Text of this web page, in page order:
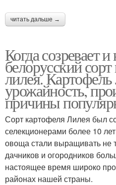
читать дальше →
Когда созревает
белорусский
лилея.
урожайность,
причины
Сорт картофеля Лилея был
селекционерами более 10
овоща стали выращивать не
дачников и огородников
настоящее время широко
районах нашей страны.